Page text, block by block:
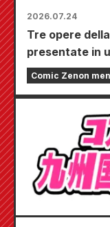
2026.07.24
Tre opere
presentate in
Il numero di
Comic Zenon"
Comic Zenon